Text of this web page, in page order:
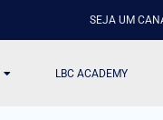
SEJA UM
LBC ACADEMY